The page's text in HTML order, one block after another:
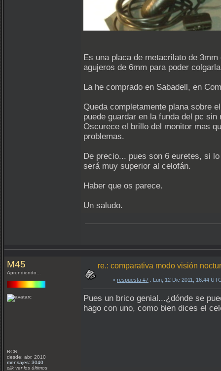
Es una placa de metacrilato de
agujeros de 6mm para poder
La he comprado en Sabadell, en
Queda completamente plana sobre
puede guardar en la funda del pc
Oscurece el brillo del monitor mas
problemas.
De precio... pues son 6 euretes, si
será muy superior al celofán.
Haber que os parece.
Un saludo.
M45
Aprendiendo...
BCN
desde: abr, 2010
mensajes: 3040
clik ver los últimos
re.: comparativa modo visión
« respuesta #7 : Lun, 12 Dic 2011, 16:44
Pues un brico genial...¿dónde se
hago con uno, como bien dices el